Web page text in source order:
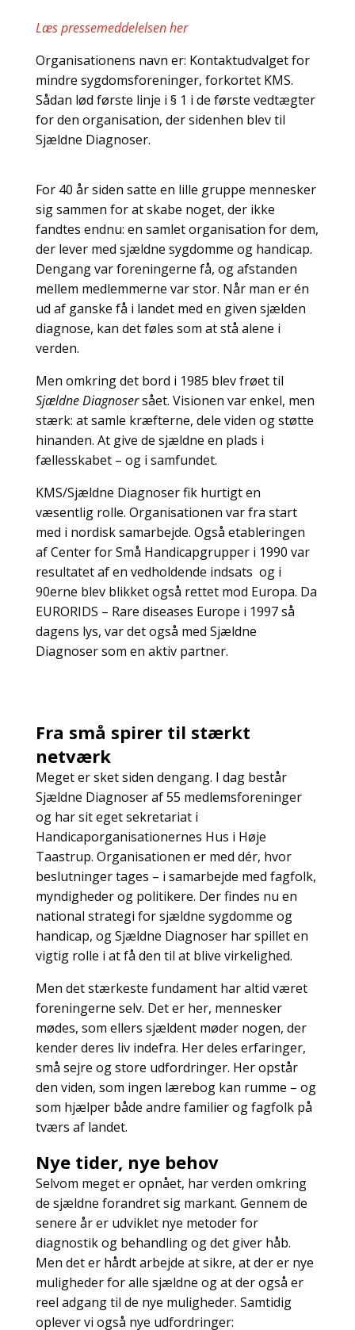
Læs pressemeddelelsen her
Organisationens navn er: Kontaktudvalget for
mindre sygdomsforeninger, forkortet KMS.
Sådan lød første linje i § 1 i de første vedtægter
for den organisation, der sidenhen blev til
Sjældne Diagnoser.
For 40 år siden satte en lille gruppe mennesker
sig sammen for at skabe noget, der ikke
fandtes endnu: en samlet organisation for dem,
der lever med sjældne sygdomme og handicap.
Dengang var foreningerne få, og afstanden
mellem medlemmerne var stor. Når man er én
ud af ganske få i landet med en given sjælden
diagnose, kan det føles som at stå alene i
verden.
Men omkring det bord i 1985 blev frøet til
Sjældne Diagnosersået. Visionen var enkel, men
stærk: at samle kræfterne, dele viden og støtte
hinanden. At give de sjældne en plads i
fællesskabet – og i samfundet.
KMS/Sjældne Diagnoser fik hurtigt en
væsentlig rolle. Organisationen var fra start
med i nordisk samarbejde. Også etableringen
af Center for Små Handicapgrupper i 1990 var
resultatet af en vedholdende indsats og i
90erne blev blikket også rettet mod Europa. Da
EURORIDS – Rare diseases Europe i 1997 så
dagens lys, var det også med Sjældne
Diagnoser som en aktiv partner.
Fra små spirer til stærkt
netværk
Meget er sket siden dengang. I dag består
Sjældne Diagnoser af 55 medlemsforeninger
og har sit eget sekretariat i
Handicaporganisationernes Hus i Høje
Taastrup. Organisationen er med dér, hvor
beslutninger tages – i samarbejde med fagfolk,
myndigheder og politikere. Der findes nu en
national strategi for sjældne sygdomme og
handicap, og Sjældne Diagnoser har spillet en
vigtig rolle i at få den til at blive virkelighed.
Men det stærkeste fundament har altid været
foreningerne selv. Det er her, mennesker
mødes, som ellers sjældent møder nogen, der
kender deres liv indefra. Her deles erfaringer,
små sejre og store udfordringer. Her opstår
den viden, som ingen lærebog kan rumme – og
som hjælper både andre familier og fagfolk på
tværs af landet.
Nye tider, nye behov
Selvom meget er opnået, har verden omkring
de sjældne forandret sig markant. Gennem de
senere år er udviklet nye metoder for
diagnostik og behandling og det giver håb.
Men det er hårdt arbejde at sikre, at der er nye
muligheder for alle sjældne og at der også er
reel adgang til de nye muligheder. Samtidig
oplever vi også nye udfordringer: